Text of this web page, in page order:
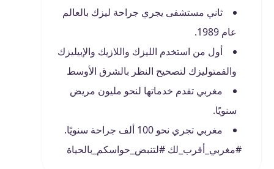
ثاني مستشفى يجري جراحة ليزك بالعالم
عام 1989.
أول من استخدم الليزك واللازيك والإبيليزك
والفمتوليزك لتصحيح النظر بالشرق الأوسط
مغربي تقدم خدماتها لنحو مليون مريض
سنويًا.
مغربي تجري نحو 100 ألف جراحة سنويًا.
#مغربي_أقرب_لك #لتنبض_حواسكم_بالحياة